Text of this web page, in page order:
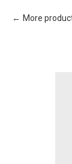
More